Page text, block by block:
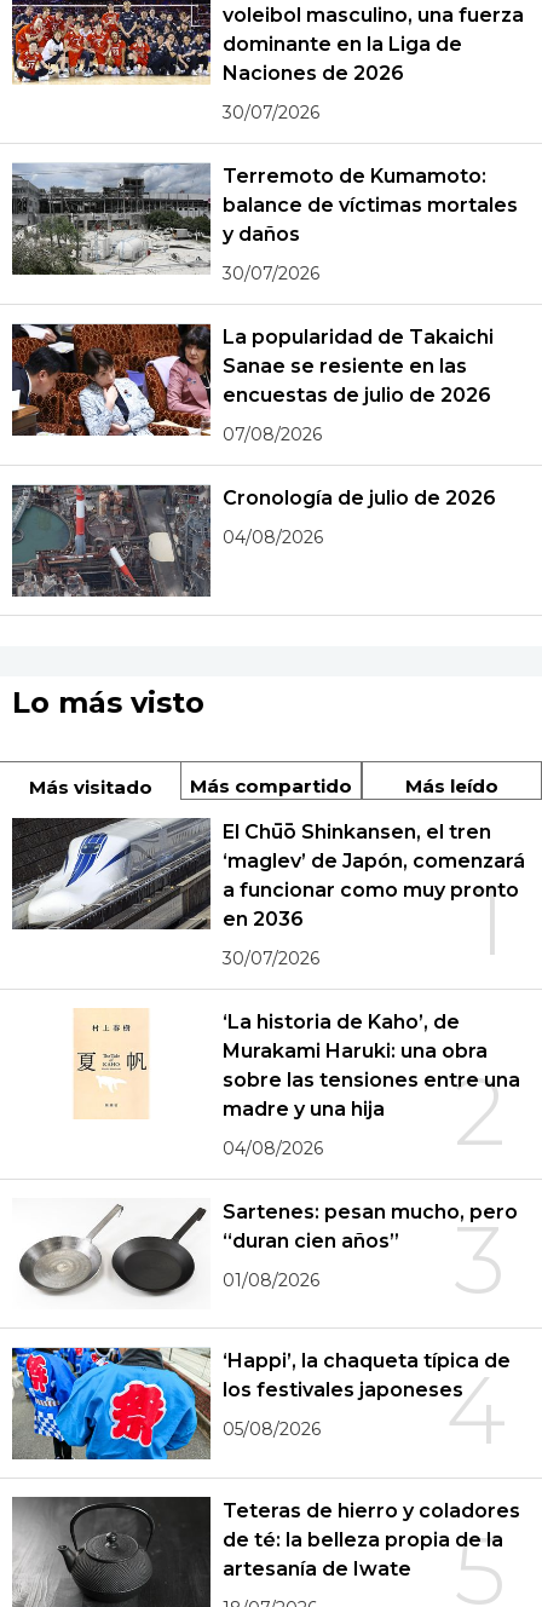
voleibol masculino, una fuerza
dominante en la Liga de
Naciones de 2026
30/07/2026
Terremoto de Kumamoto:
balance de víctimas mortales
y daños
30/07/2026
La popularidad de Takaichi
Sanae se resiente en las
encuestas de julio de 2026
07/08/2026
Cronología de julio de 2026
04/08/2026
Lo más visto
Más visitado Más compartido Más leído
1
El Chūō Shinkansen, el tren
‘maglev’ de Japón, comenzará
a funcionar como muy pronto
en 2036
30/07/2026
2
‘La historia de Kaho’, de
Murakami Haruki: una obra
sobre las tensiones entre una
madre y una hija
04/08/2026
3
Sartenes: pesan mucho, pero
“duran cien años”
01/08/2026
4
‘Happi’, la chaqueta típica de
los festivales japoneses
05/08/2026
5
Teteras de hierro y coladores
de té: la belleza propia de la
artesanía de Iwate